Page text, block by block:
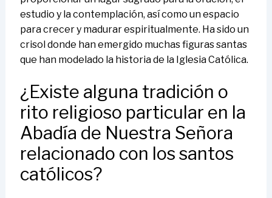
estudio y la contemplación, así como un espacio
para crecer y madurar espiritualmente. Ha sido un
crisol donde han emergido muchas figuras santas
que han modelado la historia de la Iglesia Católica.
¿Existe alguna tradición o
rito religioso particular en la
Abadía de Nuestra Señora
relacionado con los santos
católicos?